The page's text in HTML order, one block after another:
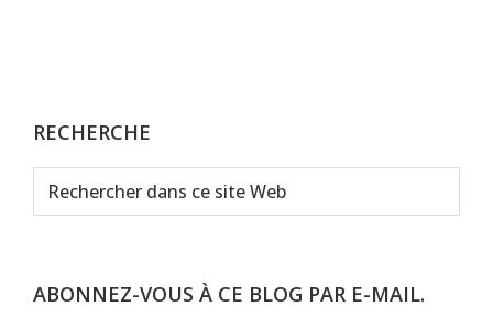
RECHERCHE
Rechercher
dans
Web
ABONNEZ-VOUS À CE BLOG PAR E-MAIL.